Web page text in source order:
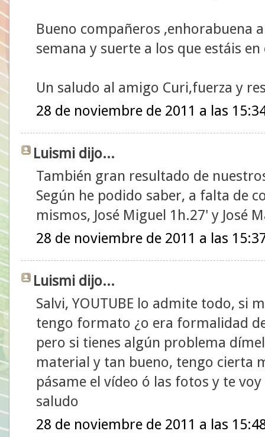
Bueno compañeros ,enhorabuena
semana y suerte a los que estáis
Un saludo al amigo Curi,fuerza y
28 de noviembre de 2011 a las
Luismi dijo...
También gran resultado de
Según he podido saber, a falta de
mismos, José Miguel 1h.27' y José
28 de noviembre de 2011 a las
Luismi dijo...
Salvi, YOUTUBE lo admite todo, si
tengo formato ¿o era formalidad
pero si tienes algún problema
material y tan bueno, tengo cierta
pásame el vídeo ó las fotos y te
saludo
28 de noviembre de 2011 a las